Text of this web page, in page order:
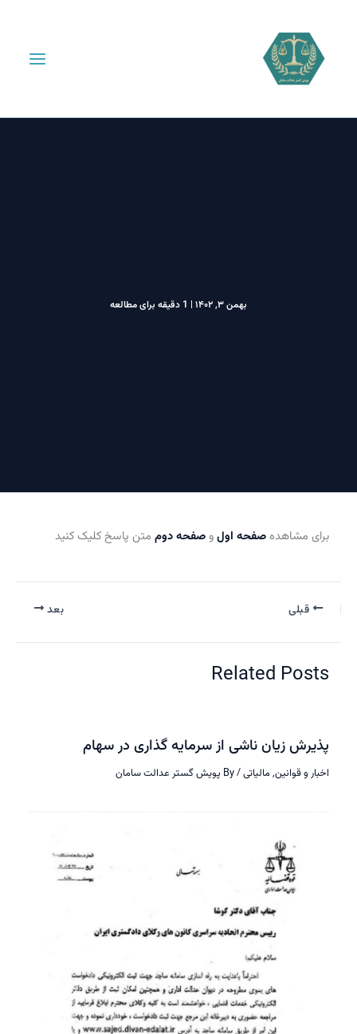
|1 دقیقه برای مطالعه
برای مشاهدهصفحه اولوصفحه دوم متن پاسخ کلیک کنید
قبلی
Related Posts
پذیرش زیان ناشی از سرمایه گذاری در سهام
اخبار و قوانین,مالیاتی/ By پویش گستر عدالت سامان